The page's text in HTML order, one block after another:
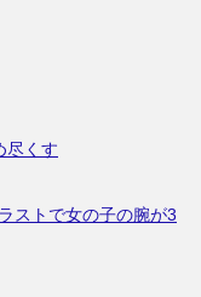
尽くす
ストで女の子の腕が3